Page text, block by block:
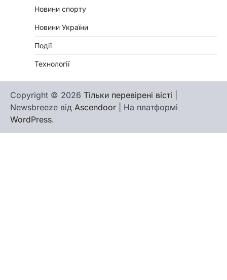
Новини спорту
Новини України
Події
Технології
Copyright © 2026 Тільки перевірені вісті
Newsbreeze від Ascendoor | На платформі
WordPress.